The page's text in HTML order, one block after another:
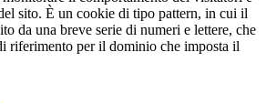
sito. È un cookie di tipo pattern, in cui il
da una breve serie di numeri e lettere, che
riferimento per il dominio che imposta il